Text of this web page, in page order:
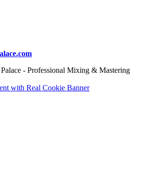
- Professional Mixing & Mastering
with Real Cookie Banner